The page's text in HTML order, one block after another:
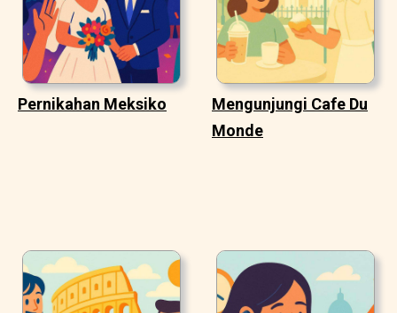
Pernikahan Meksiko
Mengunjungi Cafe Du
Monde